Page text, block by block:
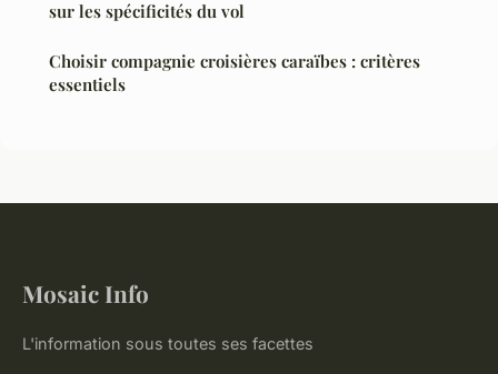
sur les spécificités du vol
Choisir compagnie croisières caraïbes : critères
essentiels
Mosaic Info
L'information sous toutes ses facettes